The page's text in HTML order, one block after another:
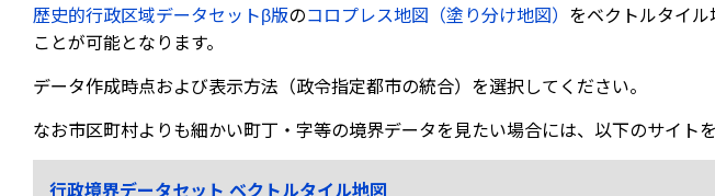
歴史的行政区域データセットβ版のコロプレス地図（塗り分け地図） をベクトルタイ
ことが可能となります。
データ作成時点および表示方法（政令指定都市の統合）を選択してください。
なお市区町村よりも細かい町丁・字等の境界データを見たい場合には、以下のサイト
行政境界データセット ベクトルタイル地図